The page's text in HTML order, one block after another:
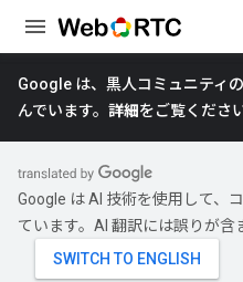
Google は、黒人コミュニティ
んでいます。 詳細をご覧ください
Google は AI 技術を使用して、
ています。AI 翻訳には誤りが含